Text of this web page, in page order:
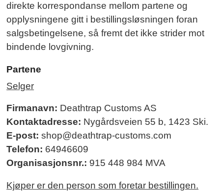
direkte korrespondanse mellom partene og
opplysningene gitt i bestillingsløsningen foran
salgsbetingelsene, så fremt det ikke strider mot
bindende lovgivning.
Partene
Selger
Firmanavn: Deathtrap Customs AS
Kontaktadresse: Nygårdsveien 55 b, 1423 Ski.
E-post: shop@deathtrap-customs.com
Telefon: 64946609
Organisasjonsnr.: 915 448 984 MVA
Kjøper er den person som foretar bestillingen.